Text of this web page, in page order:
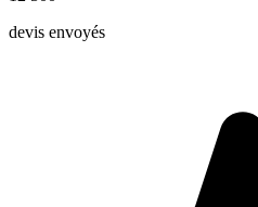
devis envoyés